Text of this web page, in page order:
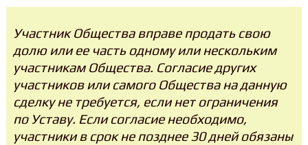
Участник Общества вправе продать свою
долю или ее часть одному или нескольким
участникам Общества. Согласие других
участников или самого Общества на данную
сделку не требуется, если нет ограничения
по Уставу. Если согласие необходимо,
участники в срок не позднее 30 дней обязаны